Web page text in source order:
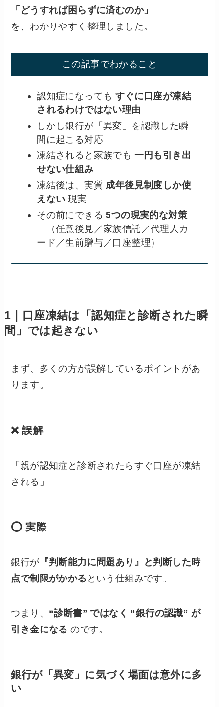
「どうすれば困らずに済むのか」
を、わかりやすく整理しました。
この記事でわかること
認知症になっても すぐに口座が凍結
されるわけではない理由
しかし銀行が「異変」を認識した瞬
間に起こる対応
凍結されると家族でも 一円も引き出
せない仕組み
凍結後は、実質 成年後見制度しか使
えない 現実
その前にできる5つの現実的な対策
（任意後見／家族信託／代理人カ
ード／生前贈与／口座整理）
1｜口座凍結は「認知症と診断された瞬
間」では起きない
まず、多くの方が誤解しているポイントがあ
ります。
❌ 誤解
「親が認知症と診断されたらすぐ口座が凍結
される」
⭕ 実際
銀行が 『判断能力に問題あり』と判断した時
点で制限がかかる という仕組みです。
つまり、 “診断書” ではなく “銀行の認識” が
引き金になる のです。
銀行が「異変」に気づく場面は意外に多
い